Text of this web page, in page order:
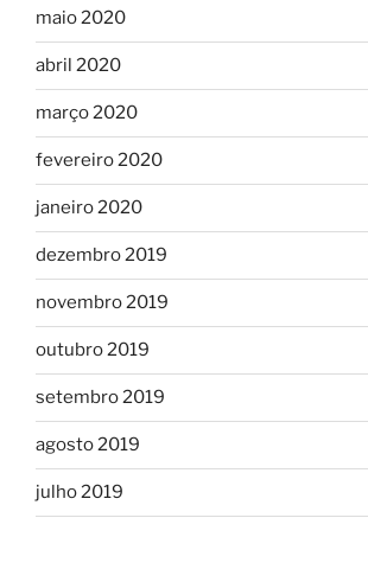
maio 2020
abril 2020
março 2020
fevereiro 2020
janeiro 2020
dezembro 2019
novembro 2019
outubro 2019
setembro 2019
agosto 2019
julho 2019